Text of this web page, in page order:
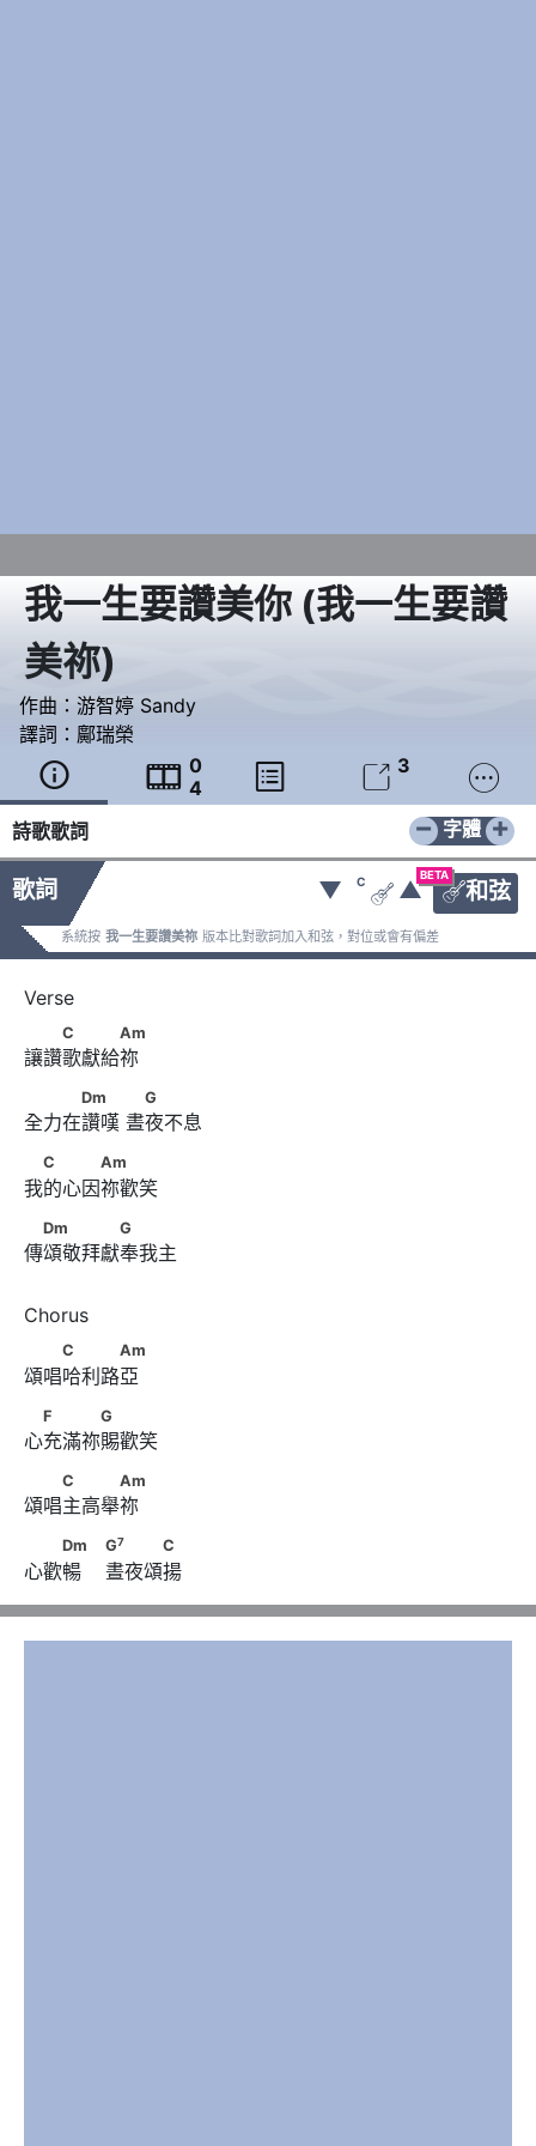
我一生要讚美你 (我一生要讚
美祢)
作曲： 游智婷 Sandy
譯詞： 鄺瑞榮
  0
4
  3 
詩歌歌詞 − +
字體
歌詞
BETA
和弦
▼ C
 ▲
系統按 我一生要讚美祢 版本比對歌詞加入和弦，對位或會有偏差
C　　　Am
C Am
讓讚歌獻給祢
Dm　　      　G
Dm G
全力在讚嘆 晝夜不息
C　　　Am
C Am
我的心因祢歡笑
Dm　　　　G
Dm G
傳頌敬拜獻奉我主
C　　　Am
C Am
頌唱哈利路亞
F　　　G
F G
心充滿祢賜歡笑
C　　　Am
C Am
頌唱主高舉祢
Dm　                        G
Dm G7 C
心歡暢    晝夜頌揚